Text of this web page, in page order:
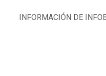
INFORMACIÓN DE